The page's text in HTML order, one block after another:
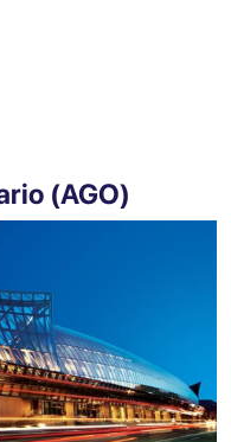
(AGO)